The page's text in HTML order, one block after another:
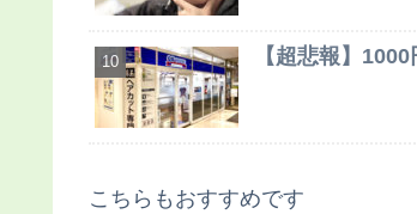
【超悲報】
こちらもおすすめです